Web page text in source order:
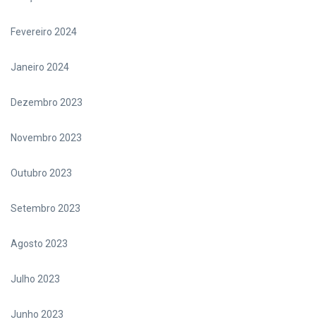
Fevereiro 2024
Janeiro 2024
Dezembro 2023
Novembro 2023
Outubro 2023
Setembro 2023
Agosto 2023
Julho 2023
Junho 2023